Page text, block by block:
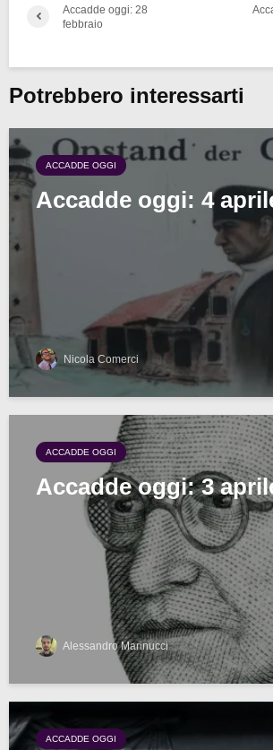
Accadde oggi: 28
febbraio
Potrebbero interessarti
ACCADDE OGGI
Accadde oggi: 4
Nicola Comerci
ACCADDE OGGI
Accadde oggi: 3
Alessandro Marinucci
ACCADDE OGGI